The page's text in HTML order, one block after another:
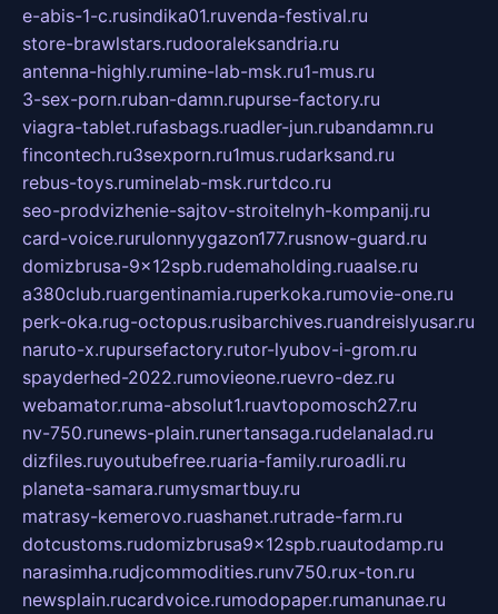
e-abis-1-c.rusindika01.ruvenda-festival.ru
store-brawlstars.rudooraleksandria.ru
antenna-highly.rumine-lab-msk.ru1-mus.ru
3-sex-porn.ruban-damn.rupurse-factory.ru
viagra-tablet.rufasbags.ruadler-jun.rubandamn.ru
fincontech.ru3sexporn.ru1mus.rudarksand.ru
rebus-toys.ruminelab-msk.rurtdco.ru
seo-prodvizhenie-sajtov-stroitelnyh-kompanij.ru
card-voice.rurulonnyygazon177.rusnow-guard.ru
domizbrusa-9x12spb.rudemaholding.ruaalse.ru
a380club.ruargentinamia.ruperkoka.rumovie-one.ru
perk-oka.rug-octopus.rusibarchives.ruandreislyusar.ru
naruto-x.rupursefactory.rutor-lyubov-i-grom.ru
spayderhed-2022.rumovieone.ruevro-dez.ru
webamator.ruma-absolut1.ruavtopomosch27.ru
nv-750.runews-plain.runertansaga.rudelanalad.ru
dizfiles.ruyoutubefree.ruaria-family.ruroadli.ru
planeta-samara.rumysmartbuy.ru
matrasy-kemerovo.ruashanet.rutrade-farm.ru
dotcustoms.rudomizbrusa9x12spb.ruautodamp.ru
narasimha.rudjcommodities.runv750.rux-ton.ru
newsplain.rucardvoice.rumodopaper.rumanunae.ru